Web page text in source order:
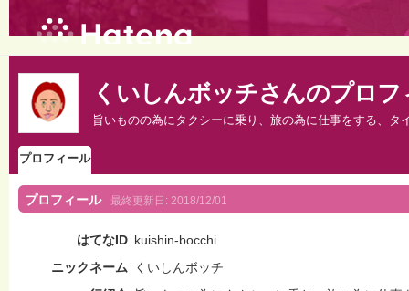
くいしんボッチさんのプロフ
旨いものの為にタクシーに乗り、旅の為に仕事をする、
プロフィール
プロフィール 最終更新日: 2018/12/01
はてなID kuishin-bocchi
ニックネーム
くいしんボッチ